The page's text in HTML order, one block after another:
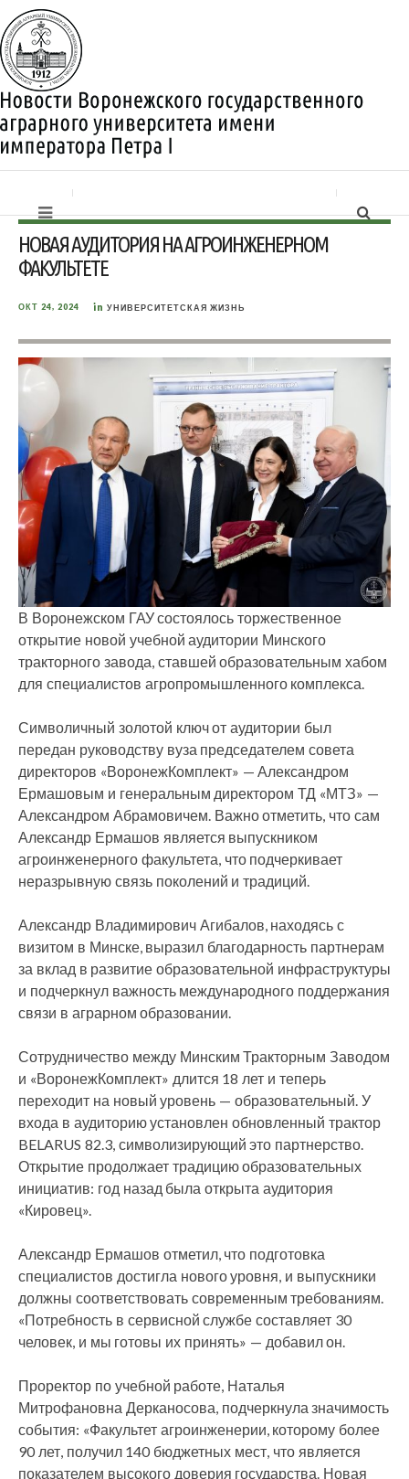
НОВАЯ АУДИТОРИЯ НА АГРОИНЖЕНЕРНОМ
ФАКУЛЬТЕТЕ
ОКТ 24, 2024 in УНИВЕРСИТЕТСКАЯ ЖИЗНЬ
В Воронежском ГАУ состоялось торжественное
открытие новой учебной аудитории Минского
тракторного завода, ставшей образовательным хабом
для специалистов агропромышленного комплекса.
Символичный золотой ключ от аудитории был
передан руководству вуза председателем совета
директоров «ВоронежКомплект» — Александром
Ермашовым и генеральным директором ТД «МТЗ» —
Александром Абрамовичем. Важно отметить, что сам
Александр Ермашов является выпускником
агроинженерного факультета, что подчеркивает
неразрывную связь поколений и традиций.
Александр Владимирович Агибалов, находясь с
визитом в Минске, выразил благодарность партнерам
за вклад в развитие образовательной инфраструктуры
и подчеркнул важность международного поддержания
связи в аграрном образовании.
Сотрудничество между Минским Тракторным Заводом
и «ВоронежКомплект» длится 18 лет и теперь
переходит на новый уровень — образовательный. У
входа в аудиторию установлен обновленный трактор
BELARUS 82.3, символизирующий это партнерство.
Открытие продолжает традицию образовательных
инициатив: год назад была открыта аудитория
«Кировец».
Александр Ермашов отметил, что подготовка
специалистов достигла нового уровня, и выпускники
должны соответствовать современным требованиям.
«Потребность в сервисной службе составляет 30
человек, и мы готовы их принять» — добавил он.
Проректор по учебной работе, Наталья
Митрофановна Дерканосова, подчеркнула значимость
события: «Факультет агроинженерии, которому более
90 лет, получил 140 бюджетных мест, что является
показателем высокого доверия государства. Новая